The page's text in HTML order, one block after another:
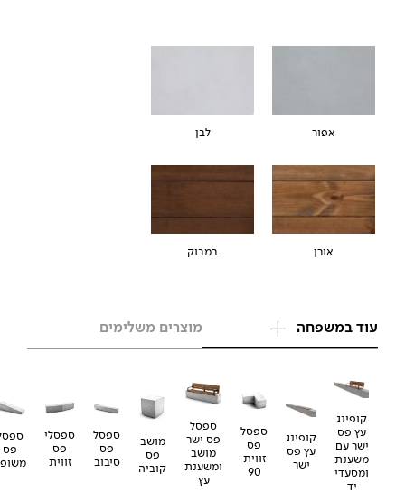
אפור לבן
אורן במבוק
עוד במשפחה מוצרים משלימים
קופינג
עץ פס
ישר עם
משענת
ומסעדי
יד
קופינג
עץ פס
ישר
ספסל
פס
זווית
90
ספסל
פס ישר
מושב
ומשענת
עץ
מושב
פס
קוביה
ספסל
פס
סיבוב
ספסלי
פס
זווית
פס